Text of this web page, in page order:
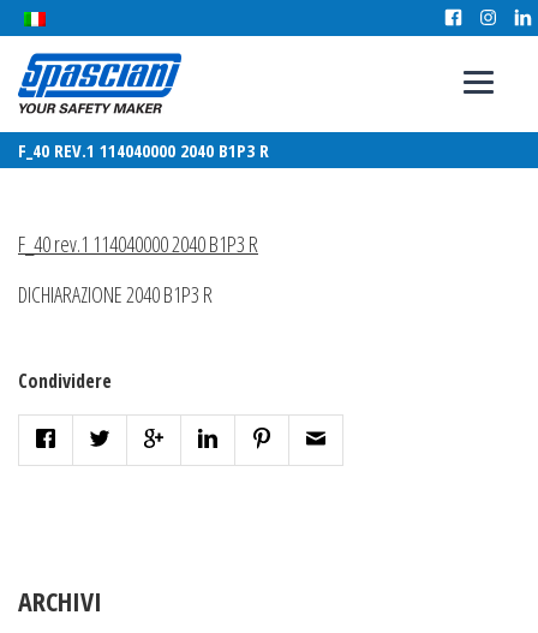
F_40 REV.1 114040000 2040 B1P3 R
F_40 rev.1 114040000 2040 B1P3 R
DICHIARAZIONE 2040 B1P3 R
Condividere
ARCHIVI